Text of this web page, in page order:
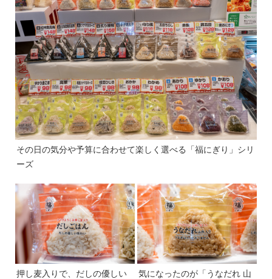
その日の気分や予算に合わせて楽しく選べる「福にぎり」シリ
ーズ
押し麦入りで、だしの優しい
気になったのが「うなだれ 山